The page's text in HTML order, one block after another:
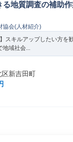
る地質調査の補助
協会(人材紹介)
】スキルアップしたい方
地域社会...
区新吉田町